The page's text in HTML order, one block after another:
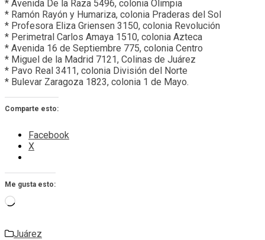
* Avenida De la Raza 5496, colonia Olimpia
* Ramón Rayón y Humariza, colonia Praderas del Sol
* Profesora Eliza Griensen 3150, colonia Revolución
* Perimetral Carlos Amaya 1510, colonia Azteca
* Avenida 16 de Septiembre 775, colonia Centro
* Miguel de la Madrid 7121, Colinas de Juárez
* Pavo Real 3411, colonia División del Norte
* Bulevar Zaragoza 1823, colonia 1 de Mayo.
Comparte esto:
Facebook
X
Me gusta esto:
Cargando...
Juárez